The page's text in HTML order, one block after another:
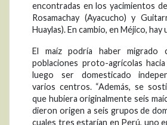
encontradas en los yacimientos de
Rosamachay (Ayacucho) y
Huaylas). En cambio, en Méjico, hay
El maíz podría haber migrado
poblaciones proto-agrícolas hacia
luego ser domesticado
varios centros. “Además, se
que hubiera originalmente seis
dieron origen a seis grupos de
cuales tres estarían en Perú, uno